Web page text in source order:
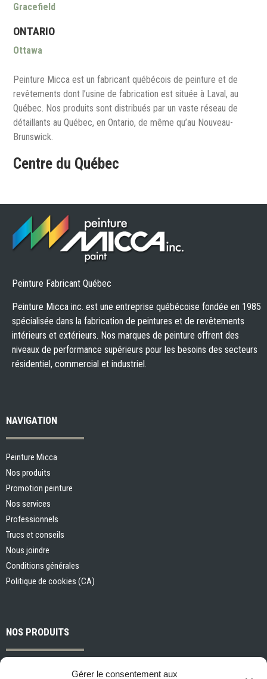
Gérer le consentement aux
Gracefield
ONTARIO
Ottawa
Peinture Micca est un fabricant québécois de peinture et de
revêtements dont l’usine de fabrication est située à Laval, au
Québec. Nos produits sont distribués par un vaste réseau de
détaillants au Québec, en Ontario, de même qu’au Nouveau-
Brunswick.
Centre du Québec
Peinture Fabricant Québec
Peinture Micca inc. est une entreprise québécoise fondée en 1985
spécialisée dans la fabrication de peintures et de revêtements
intérieurs et extérieurs. Nos marques de peinture offrent des
niveaux de performance supérieurs pour les besoins des secteurs
résidentiel, commercial et industriel.
NAVIGATION
Peinture Micca
Nos produits
Promotion peinture
Nos services
Professionnels
Trucs et conseils
Nous joindre
Conditions générales
Politique de cookies (CA)
NOS PRODUITS
Peintures et apprêts d’intérieur